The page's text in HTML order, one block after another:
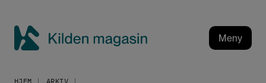
Meny
HJEM
ARKIV